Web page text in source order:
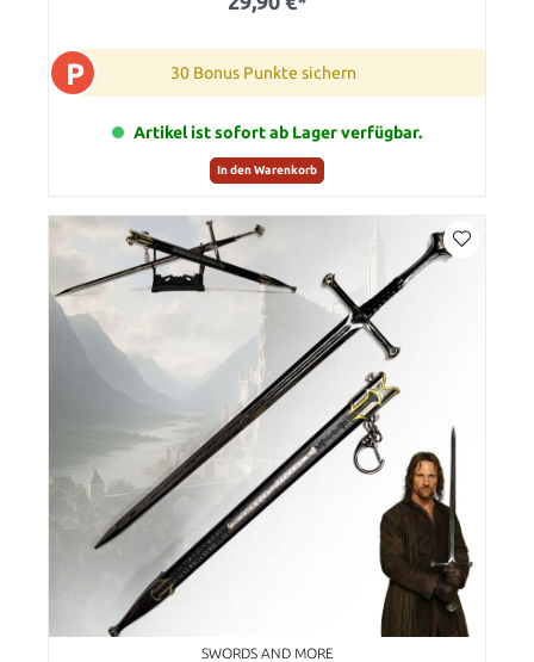
P 30 Bonus Punkte sichern
Artikel ist sofort ab Lager verfügbar.
In den Warenkorb
SWORDS AND MORE